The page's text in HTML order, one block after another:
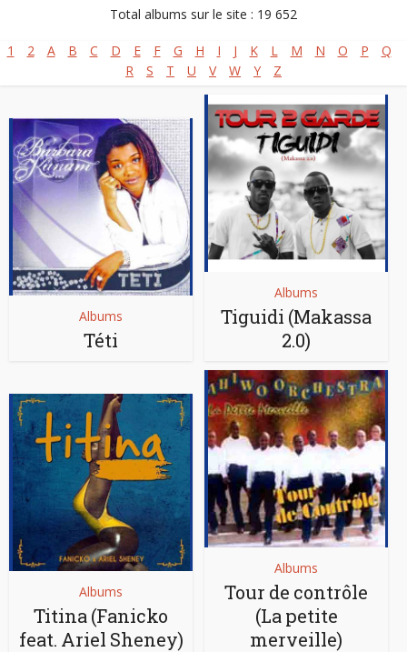
Total albums sur le site : 19 652
1 2 A B C D E F G H I J K L M N O P
Q
R
S T U V W Y Z
Albums
Téti
Albums
Tiguidi (Makassa
2.0)
Albums
Titina (Fanicko
feat. Ariel Sheney)
Albums
Tour de contrôle
(La petite
merveille)